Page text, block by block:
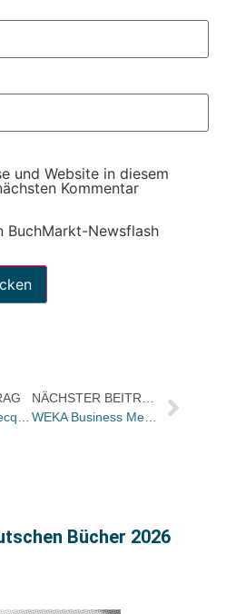
und Website in diesem
Kommentar
BuchMarkt-Newsflash
Michel Houellebecq kommt am Freitag zur Buchpremiere nach Deutschland
NÄCHSTER BEITRAG
WEKA Business Media übernimmt 80% der Anteile der Lernwerkstatt Olten
Bücher 2026